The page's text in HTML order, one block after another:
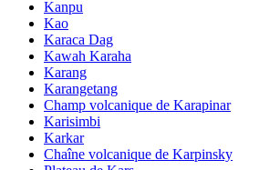
Kanpu
Kao
Karaca Dag
Kawah Karaha
Karang
Karangetang
Champ volcanique de Karapinar
Karisimbi
Karkar
Chaîne volcanique de Karpinsky